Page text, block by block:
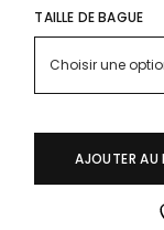
TAILLE DE BAGUE
Choisir une
AJOUTER AU